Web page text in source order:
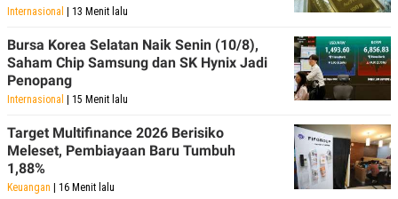
Internasional | 13 Menit lalu
Bursa Korea Selatan Naik Senin (10/8),
Saham Chip Samsung dan SK Hynix Jadi
Penopang
Internasional | 15 Menit lalu
Target Multifinance 2026 Berisiko
Meleset, Pembiayaan Baru Tumbuh
1,88%
Keuangan | 16 Menit lalu